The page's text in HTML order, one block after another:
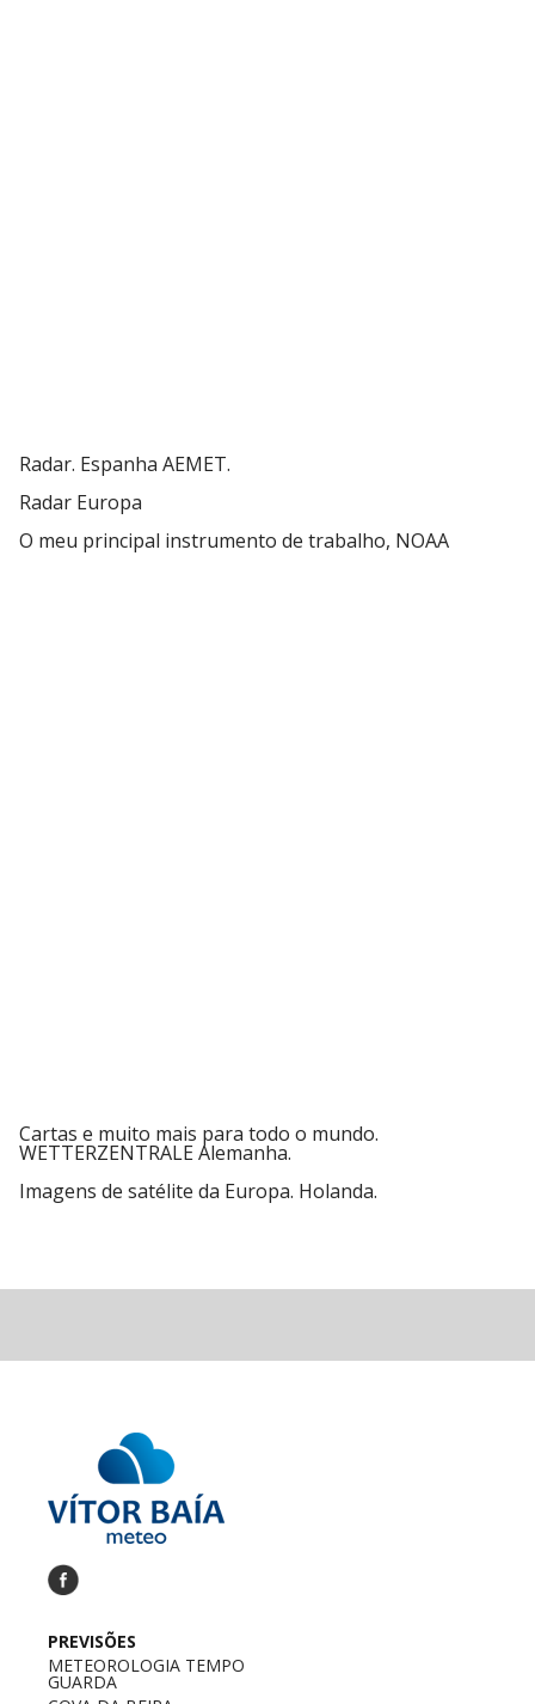
Radar. Espanha AEMET.
Radar Europa
O meu principal instrumento de trabalho, NOAA
Cartas e muito mais para todo o mundo.
WETTERZENTRALE Alemanha.
Imagens de satélite da Europa. Holanda.
PREVISÕES
METEOROLOGIA TEMPO
GUARDA